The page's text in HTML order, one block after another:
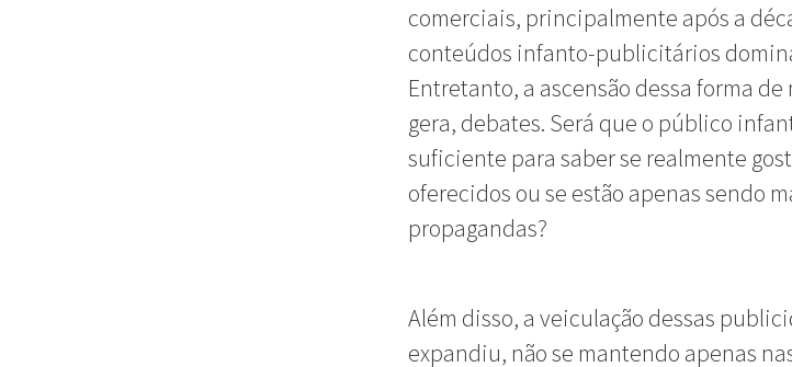
comerciais, principalmente após a
conteúdos infanto-publicitários
Entretanto, a ascensão dessa forma
gera, debates. Será que o público
suficiente para saber se realmente
oferecidos ou se estão apenas sendo
propagandas?
Além disso, a veiculação dessas
expandiu, não se mantendo apenas